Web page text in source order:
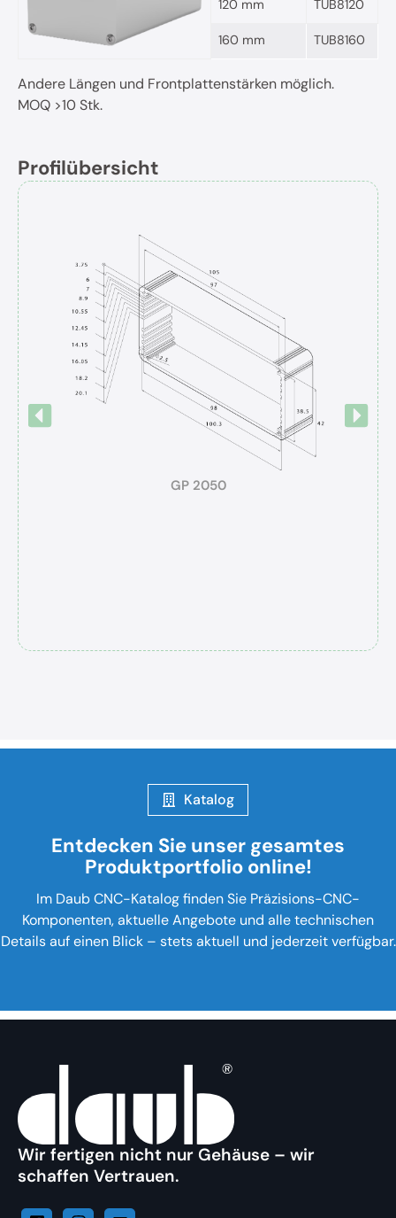
120 mm TUB8120
160 mm TUB8160
Andere Längen und Frontplattenstärken möglich.
MOQ >10 Stk.
Profilübersicht
GP 2050
Katalog
Entdecken Sie unser gesamtes
Produktportfolio online!
Im Daub CNC-Katalog finden Sie Präzisions-CNC-
Komponenten, aktuelle Angebote und alle technischen
Details auf einen Blick – stets aktuell und jederzeit verfügbar.
Wir fertigen nicht nur Gehäuse – wir
schaffen Vertrauen.